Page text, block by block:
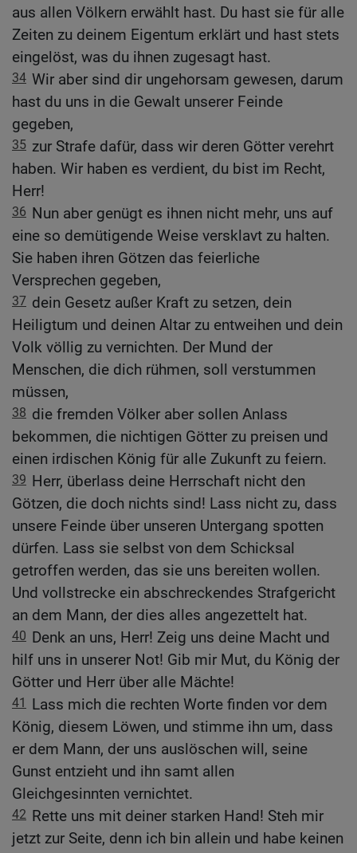
aus allen Völkern erwählt hast. Du hast sie für alle
Zeiten zu deinem Eigentum erklärt und hast stets
eingelöst, was du ihnen zugesagt hast.
34 Wir aber sind dir ungehorsam gewesen, darum
hast du uns in die Gewalt unserer Feinde
gegeben,
35 zur Strafe dafür, dass wir deren Götter verehrt
haben. Wir haben es verdient, du bist im Recht,
Herr!
36 Nun aber genügt es ihnen nicht mehr, uns auf
eine so demütigende Weise versklavt zu halten.
Sie haben ihren Götzen das feierliche
Versprechen gegeben,
37 dein Gesetz außer Kraft zu setzen, dein
Heiligtum und deinen Altar zu entweihen und dein
Volk völlig zu vernichten. Der Mund der
Menschen, die dich rühmen, soll verstummen
müssen,
38 die fremden Völker aber sollen Anlass
bekommen, die nichtigen Götter zu preisen und
einen irdischen König für alle Zukunft zu feiern.
39 Herr, überlass deine Herrschaft nicht den
Götzen, die doch nichts sind! Lass nicht zu, dass
unsere Feinde über unseren Untergang spotten
dürfen. Lass sie selbst von dem Schicksal
getroffen werden, das sie uns bereiten wollen.
Und vollstrecke ein abschreckendes Strafgericht
an dem Mann, der dies alles angezettelt hat.
40 Denk an uns, Herr! Zeig uns deine Macht und
hilf uns in unserer Not! Gib mir Mut, du König der
Götter und Herr über alle Mächte!
41 Lass mich die rechten Worte finden vor dem
König, diesem Löwen, und stimme ihn um, dass
er dem Mann, der uns auslöschen will, seine
Gunst entzieht und ihn samt allen
Gleichgesinnten vernichtet.
42 Rette uns mit deiner starken Hand! Steh mir
jetzt zur Seite, denn ich bin allein und habe keinen